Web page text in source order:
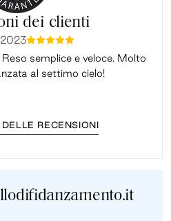
dei clienti
mmmmm
semplice e veloce. Molto
al settimo cielo!
RECENSIONI